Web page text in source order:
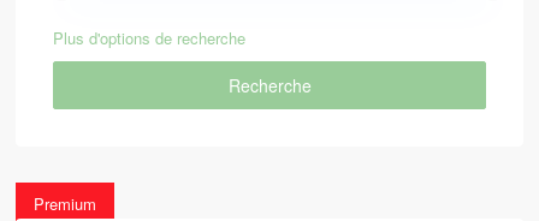
Plus d'options de recherche
Recherche
Premium